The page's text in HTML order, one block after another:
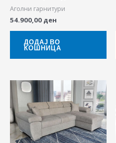
Аголни гарнитури
54.900,00 ден
ДОДАЈ ВО
КОШНИЦА